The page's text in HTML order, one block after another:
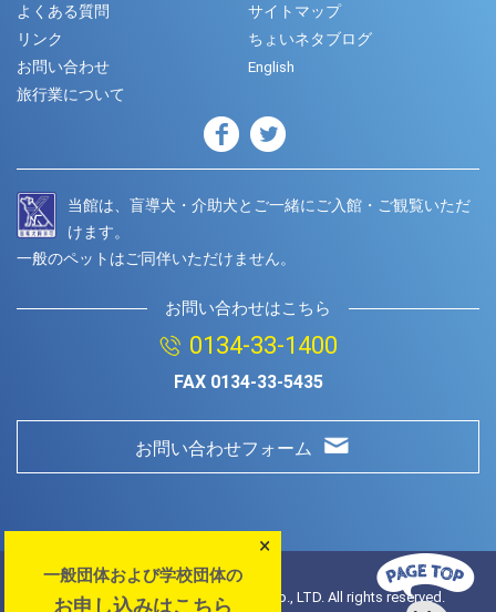
よくある質問
サイトマップ
リンク
ちょいネタブログ
お問い合わせ
English
旅行業について
当館は、盲導犬・介助犬とご一緒にご入館・ご観覧いただ
けます。
一般のペットはご同伴いただけません。
お問い合わせはこちら
0134-33-1400
FAX 0134-33-5435
お問い合わせフォーム
© Copyright 2026 Otaru Aquarium.Co., LTD. All rights reserved.
×
一般団体および学校団体の
お申し込みはこちら